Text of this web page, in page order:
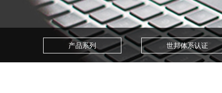
产品系列 世邦体系认证